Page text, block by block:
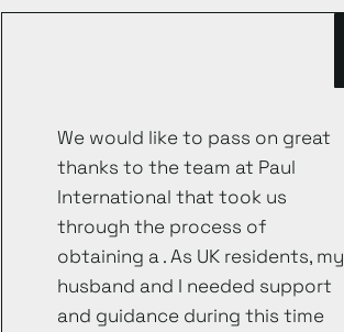
We would like to pass on great
thanks to the team at Paul
International that took us
through the process of
obtaining a . As UK residents, my
husband and I needed support
and guidance during this time